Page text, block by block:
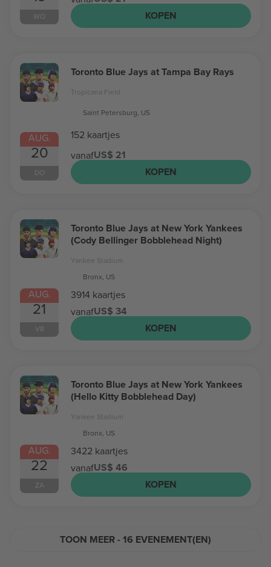
WO
KOPEN
AUG.
20
DO
Toronto Blue Jays at Tampa Bay Rays
Tropicana Field
Saint Petersburg, US
152 kaartjes
vanafUS$ 21
KOPEN
AUG.
21
VR
Toronto Blue Jays at New York Yankees
(Cody Bellinger Bobblehead Night)
Yankee Stadium
Bronx, US
3914 kaartjes
vanafUS$ 34
KOPEN
AUG.
22
ZA
Toronto Blue Jays at New York Yankees
(Hello Kitty Bobblehead Day)
Yankee Stadium
Bronx, US
3422 kaartjes
vanafUS$ 46
KOPEN
TOON MEER - 16 EVENEMENT(EN)